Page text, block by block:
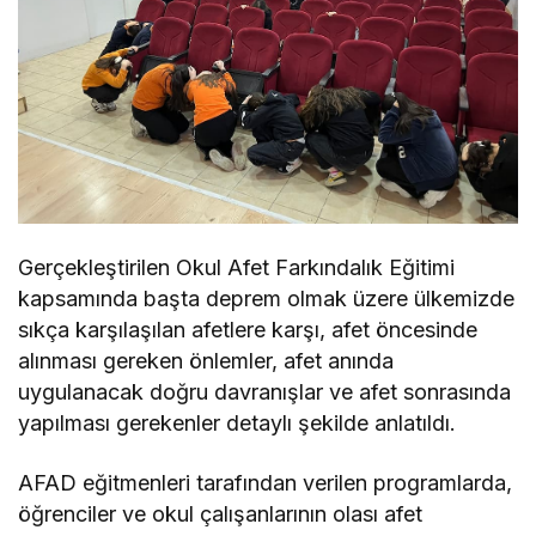
Gerçekleştirilen Okul Afet Farkındalık Eğitimi
kapsamında başta deprem olmak üzere ülkemizde
sıkça karşılaşılan afetlere karşı, afet öncesinde
alınması gereken önlemler, afet anında
uygulanacak doğru davranışlar ve afet sonrasında
yapılması gerekenler detaylı şekilde anlatıldı.
AFAD eğitmenleri tarafından verilen programlarda,
öğrenciler ve okul çalışanlarının olası afet